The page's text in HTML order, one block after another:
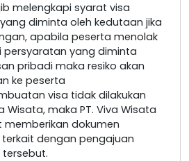
melengkapi syarat visa
diminta oleh kedutaan jika
apabila peserta menolak
persyaratan yang diminta
pribadi maka resiko akan
ke peserta
visa tidak dilakukan
Wisata, maka PT. Viva Wisata
dokumen
dengan pengajuan